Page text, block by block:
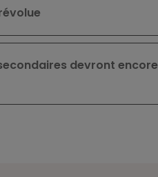
devront encore